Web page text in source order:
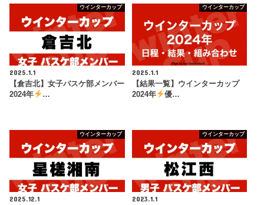
ウインターカップ
2025.1.1
【倉吉北】女子バスケ部メンバー
2024年
…
ウインターカップ
2025.1.1
【結果一覧】ウインターカップ
2024年
優…
ウインターカップ
2025.12.1
ウインターカップ
2023.1.1